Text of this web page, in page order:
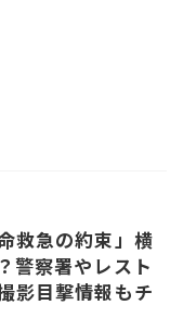
救急の約束」横
警察署やレスト
影目撃情報もチ